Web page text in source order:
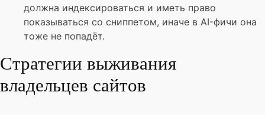
должна индексироваться и иметь право
показываться со сниппетом, иначе в AI-фичи она
тоже не попадёт.
Стратегии выживания
владельцев сайтов